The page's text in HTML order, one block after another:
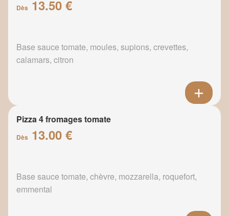
Dès 13.50 €
Base sauce tomate, moules, supions, crevettes,
calamars, citron
Pizza 4 fromages tomate
Dès 13.00 €
Base sauce tomate, chèvre, mozzarella, roquefort,
emmental